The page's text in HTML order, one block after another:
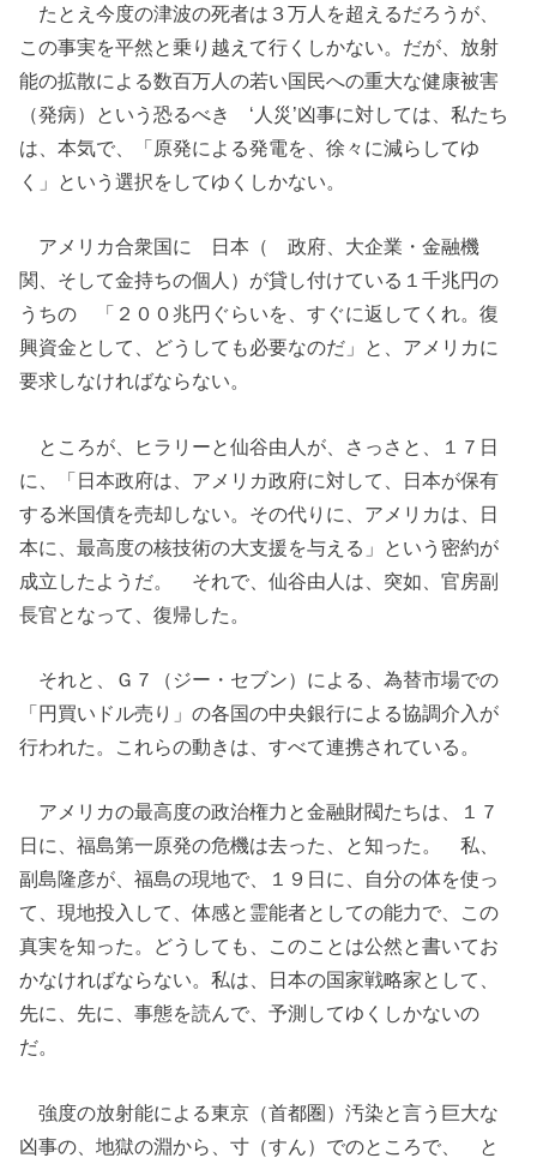
たとえ今度の津波の死者は３万人を超えるだろうが、
この事実を平然と乗り越えて行くしかない。だが、放射
能の拡散による数百万人の若い国民への重大な健康被害
（発病）という恐るべき ‘人災’凶事に対しては、私たち
は、本気で、「原発による発電を、徐々に減らしてゆ
く」という選択をしてゆくしかない。
アメリカ合衆国に 日本（ 政府、大企業・金融機
関、そして金持ちの個人）が貸し付けている１千兆円の
うちの 「２００兆円ぐらいを、すぐに返してくれ。復
興資金として、どうしても必要なのだ」と、アメリカに
要求しなければならない。
ところが、ヒラリーと仙谷由人が、さっさと、１７日
に、「日本政府は、アメリカ政府に対して、日本が保有
する米国債を売却しない。その代りに、アメリカは、日
本に、最高度の核技術の大支援を与える」という密約が
成立したようだ。 それで、仙谷由人は、突如、官房副
長官となって、復帰した。
それと、Ｇ７（ジー・セブン）による、為替市場での
「円買いドル売り」の各国の中央銀行による協調介入が
行われた。これらの動きは、すべて連携されている。
アメリカの最高度の政治権力と金融財閥たちは、１７
日に、福島第一原発の危機は去った、と知った。 私、
副島隆彦が、福島の現地で、１９日に、自分の体を使っ
て、現地投入して、体感と霊能者としての能力で、この
真実を知った。どうしても、このことは公然と書いてお
かなければならない。私は、日本の国家戦略家として、
先に、先に、事態を読んで、予測してゆくしかないの
だ。
強度の放射能による東京（首都圏）汚染と言う巨大な
凶事の、地獄の淵から、寸（すん）でのところで、 と